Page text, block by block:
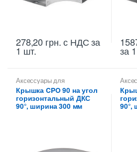
278,20 грн.с НДС за
1 шт. за
Аксессуары для
металлических лотков
Крышки на повороты,
ответвители
Крышка CPO 90 на угол
горизонтальный ДКС
90°, ширина 300 мм
90°,